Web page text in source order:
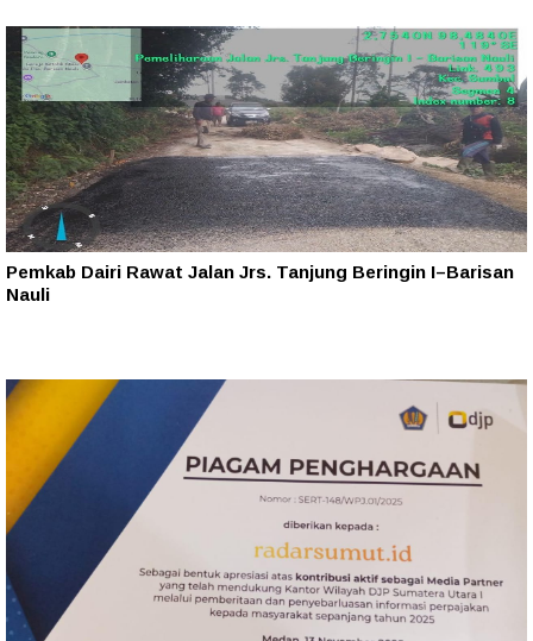
Pemkab Dairi Rawat Jalan Jrs. Tanjung Beringin I–Barisan
Nauli